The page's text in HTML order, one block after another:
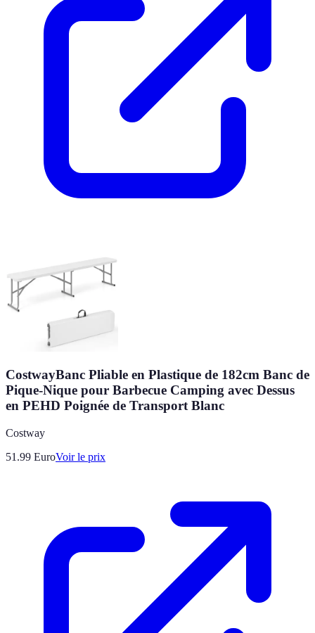
CostwayBanc Pliable en Plastique de 182cm Banc de
Pique-Nique pour Barbecue Camping avec Dessus
en PEHD Poignée de Transport Blanc
Costway
51.99 EuroVoir le prix